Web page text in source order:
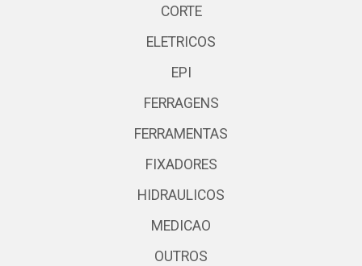
CORTE
ELETRICOS
EPI
FERRAGENS
FERRAMENTAS
FIXADORES
HIDRAULICOS
MEDICAO
OUTROS